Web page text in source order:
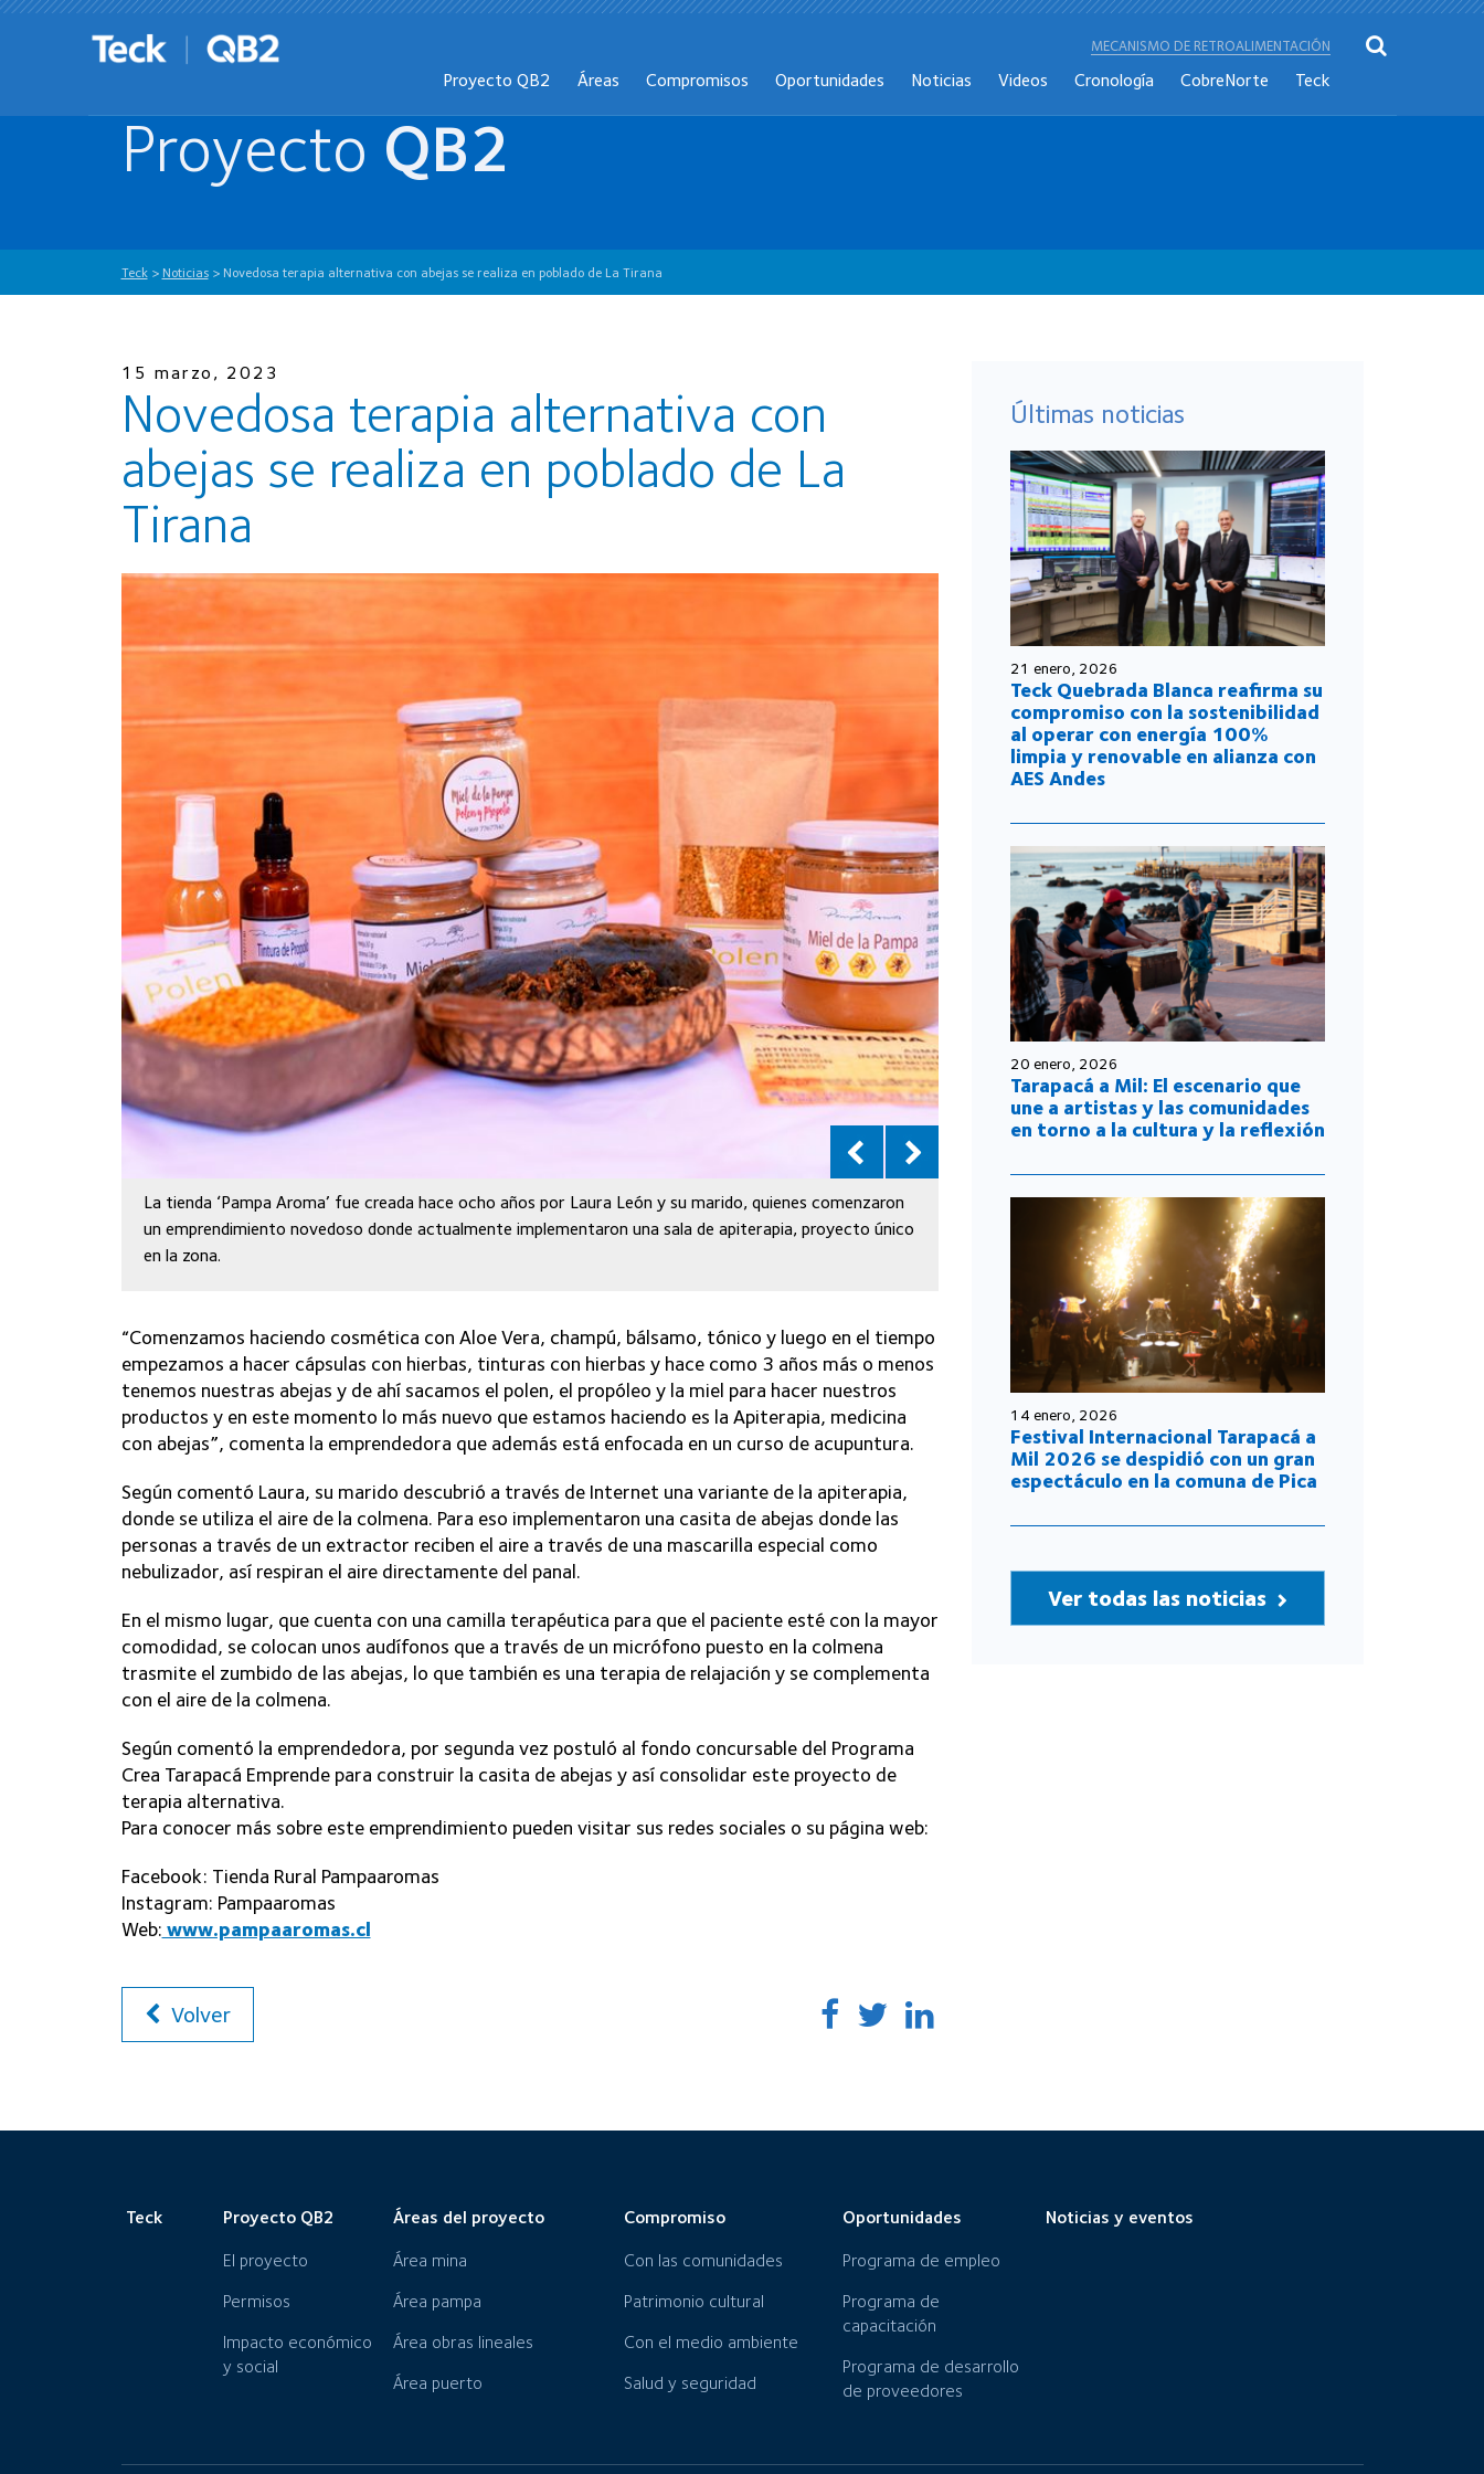
MECANISMO DE RETROALIMENTACIÓN
Proyecto QB2 Áreas Compromisos Oportunidades Noticias Videos Cronología CobreNorte Teck
Proyecto QB2
Teck> Noticias> Novedosa terapia alternativa con abejas se realiza en poblado de La Tirana
15 marzo, 2023
Novedosa terapia alternativa con
abejas se realiza en poblado de La
Tirana
La tienda ‘Pampa Aroma’ fue creada hace ocho años por Laura León y su marido, quienes comenzaron
un emprendimiento novedoso donde actualmente implementaron una sala de apiterapia, proyecto único
en la zona.
“Comenzamos haciendo cosmética con Aloe Vera, champú, bálsamo, tónico y luego en el tiempo
empezamos a hacer cápsulas con hierbas, tinturas con hierbas y hace como 3 años más o menos
tenemos nuestras abejas y de ahí sacamos el polen, el propóleo y la miel para hacer nuestros
productos y en este momento lo más nuevo que estamos haciendo es la Apiterapia, medicina
con abejas”, comenta la emprendedora que además está enfocada en un curso de acupuntura.
Según comentó Laura, su marido descubrió a través de Internet una variante de la apiterapia,
donde se utiliza el aire de la colmena. Para eso implementaron una casita de abejas donde las
personas a través de un extractor reciben el aire a través de una mascarilla especial como
nebulizador, así respiran el aire directamente del panal.
En el mismo lugar, que cuenta con una camilla terapéutica para que el paciente esté con la mayor
comodidad, se colocan unos audífonos que a través de un micrófono puesto en la colmena
trasmite el zumbido de las abejas, lo que también es una terapia de relajación y se complementa
con el aire de la colmena.
Según comentó la emprendedora, por segunda vez postuló al fondo concursable del Programa
Crea Tarapacá Emprende para construir la casita de abejas y así consolidar este proyecto de
terapia alternativa.
Para conocer más sobre este emprendimiento pueden visitar sus redes sociales o su página web:
Facebook: Tienda Rural Pampaaromas
Instagram: Pampaaromas
Web: www.pampaaromas.cl
Volver
Últimas noticias
21 enero, 2026
Teck Quebrada Blanca reafirma su
compromiso con la sostenibilidad
al operar con energía 100%
limpia y renovable en alianza con
AES Andes
20 enero, 2026
Tarapacá a Mil: El escenario que
une a artistas y las comunidades
en torno a la cultura y la reflexión
14 enero, 2026
Festival Internacional Tarapacá a
Mil 2026 se despidió con un gran
espectáculo en la comuna de Pica
Ver todas las noticias
Teck Proyecto QB2
El proyecto
Permisos
Impacto económico
y social
Áreas del proyecto
Área mina
Área pampa
Área obras lineales
Área puerto
Compromiso
Con las comunidades
Patrimonio cultural
Con el medio ambiente
Salud y seguridad
Oportunidades
Programa de empleo
Programa de
capacitación
Programa de desarrollo
de proveedores
Noticias y eventos